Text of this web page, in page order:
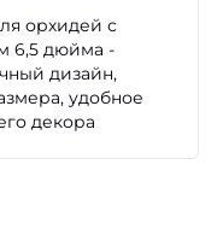
орхидей с
6,5 дюйма -
дизайн,
удобное
декора